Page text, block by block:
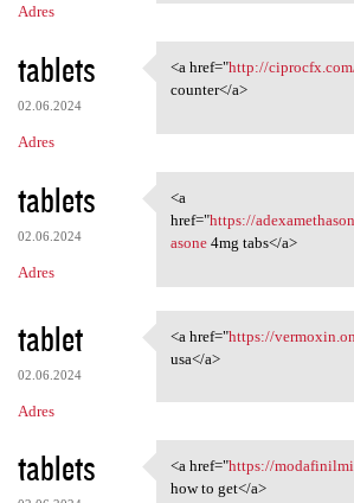
Adres
tablets
02.06.2024
Adres
<a href="http://
<a href="http://
counter</a>
tablets
02.06.2024
Adres
<a href="https:/
<a
href="https://
asone4mg tabs</a>
tablet
02.06.2024
Adres
<a href="https://
<a href="https://
usa</a>
tablets <a href="https://
<a href="https://
how to get</a>